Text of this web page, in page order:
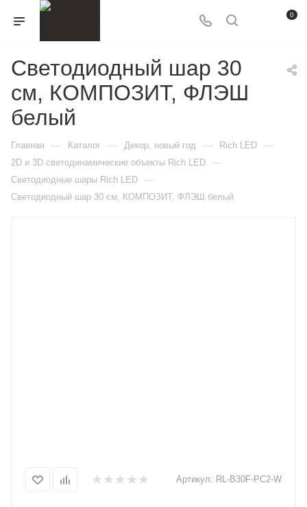
0
Светодиодный шар 30
см, КОМПОЗИТ, ФЛЭШ
белый
Главная — Каталог — Декор, новый год — Rich LED —
2D и 3D cветодинамические объекты Rich LED —
Светодиодные шары Rich LED —
Светодиодный шар 30 см, КОМПОЗИТ, ФЛЭШ белый
Артикул: RL-B30F-PC2-W